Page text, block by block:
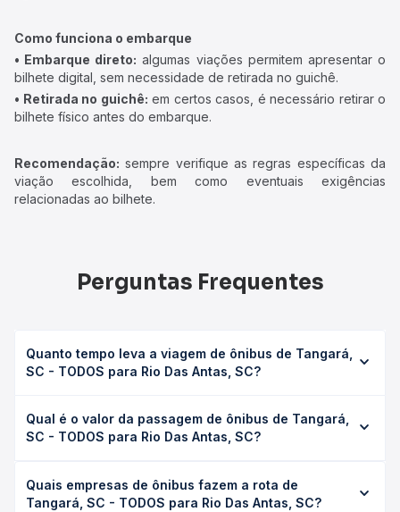
Como funciona o embarque
• Embarque direto: algumas viações permitem apresentar o
bilhete digital, sem necessidade de retirada no guichê.
• Retirada no guichê: em certos casos, é necessário retirar o
bilhete físico antes do embarque.
Recomendação: sempre verifique as regras específicas da
viação escolhida, bem como eventuais exigências
relacionadas ao bilhete.
Perguntas Frequentes
Quanto tempo leva a viagem de ônibus de Tangará,
SC - TODOS para Rio Das Antas, SC?
Das Antas, SC leva em média 1h 5min, podendo variar
conforme a viação, o tipo de serviço (convencional,
duração exata de cada opção na data desejada.
Qual é o valor da passagem de ônibus de Tangará,
SC - TODOS para Rio Das Antas, SC?
TODOS para Rio Das Antas, SC custa em média R$ 20,38 e
varia conforme a data da viagem, a empresa, o tipo de
Quais empresas de ônibus fazem a rota de
Tangará, SC - TODOS para Rio Das Antas, SC?